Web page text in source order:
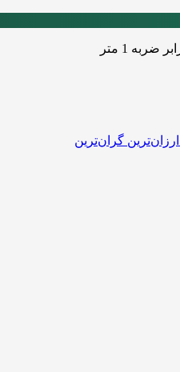
ضربه 1 متر
ارزان‌ترین گران‌ترین